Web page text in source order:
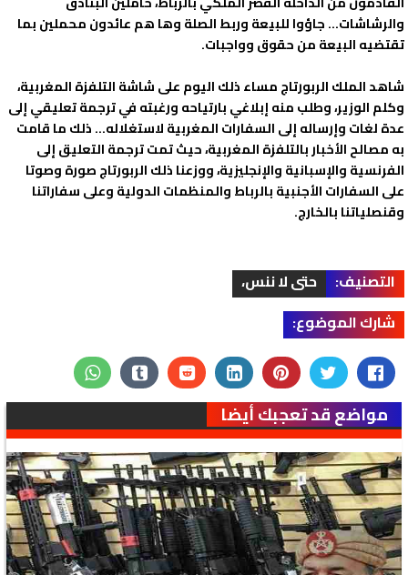
والرشاشات... جاؤوا للبيعة وربط الصلة وها هم عائدون محملين بما
تقتضيه البيعة من حقوق وواجبات.
شاهد الملك الربورتاج مساء ذلك اليوم على شاشة التلفزة المغربية،
وكلم الوزير، وطلب منه إبلاغي بارتياحه ورغبته في ترجمة تعليقي إلى
عدة لغات وإرساله إلى السفارات المغربية لاستغلاله... ذلك ما قامت
به مصالح الأخبار بالتلفزة المغربية، حيث تمت ترجمة التعليق إلى
الفرنسية والإسبانية والإنجليزية، ووزعنا ذلك الربورتاج صورة وصوتا
على السفارات الأجنبية بالرباط والمنظمات الدولية وعلى سفاراتنا
وقنصلياتنا بالخارج.
التصنيف:
حتى لا ننس،
شارك الموضوع:
مواضع قد تعجبك أيضا